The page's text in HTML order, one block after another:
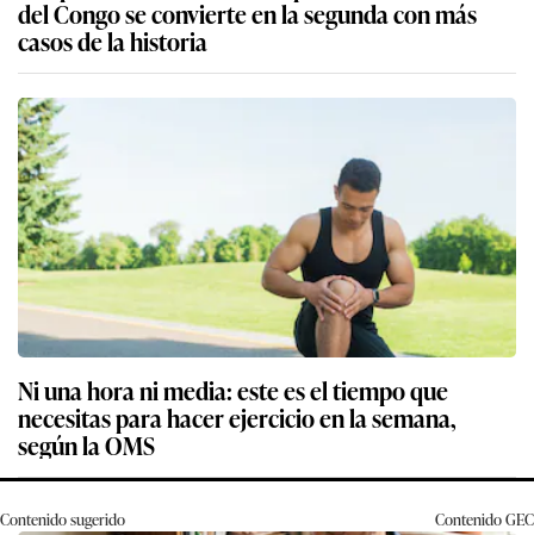
del Congo se convierte en la segunda con más
casos de la historia
Ni una hora ni media: este es el tiempo que
necesitas para hacer ejercicio en la semana,
según la OMS
Contenido sugerido ContenidoGEC